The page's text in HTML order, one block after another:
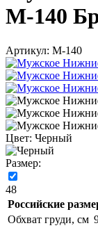
М-140
Артикул: М-140
Цвет: Черный
Размер:
48
Российские
Обхват груди, см